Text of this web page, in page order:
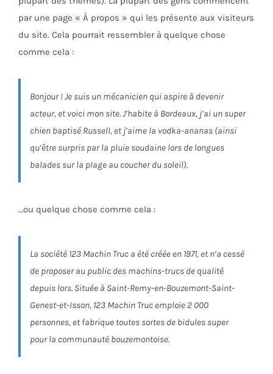
par une page « À propos » qui les présente aux visiteurs
du site. Cela pourrait ressembler à quelque chose
comme cela :
Bonjour ! Je suis un mécanicien qui aspire à devenir
acteur, et voici mon site. J’habite à Bordeaux, j’ai un super
chien baptisé Russell, et j’aime la vodka-ananas (ainsi
qu’être surpris par la pluie soudaine lors de longues
balades sur la plage au coucher du soleil).
…ou quelque chose comme cela :
La société 123 Machin Truc a été créée en 1971, et n’a cessé
de proposer au public des machins-trucs de qualité
depuis lors. Située à Saint-Remy-en-Bouzemont-Saint-
Genest-et-Isson, 123 Machin Truc emploie 2 000
personnes, et fabrique toutes sortes de bidules super
pour la communauté bouzemontoise.